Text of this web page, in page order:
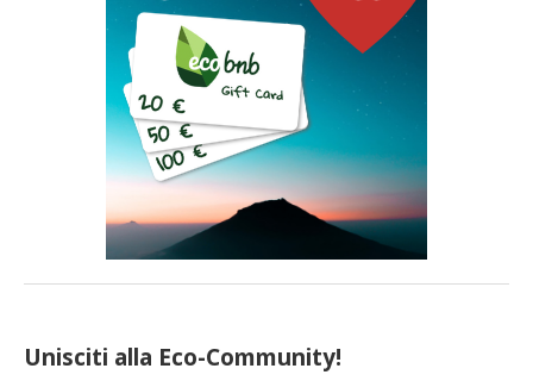
Unisciti alla Eco-Community!